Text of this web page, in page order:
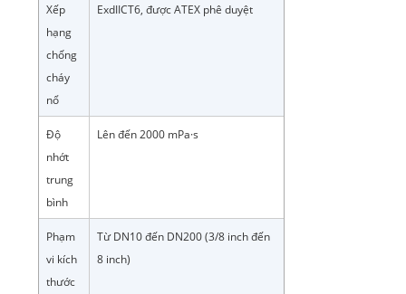
Xếp
hạng
chống
cháy
nổ
ExdIICT6, được ATEX phê duyệt
Độ
nhớt
trung
bình
Lên đến 2000 mPa·s
Phạm
vi kích
thước
Từ DN10 đến DN200 (3/8 inch đến
8 inch)